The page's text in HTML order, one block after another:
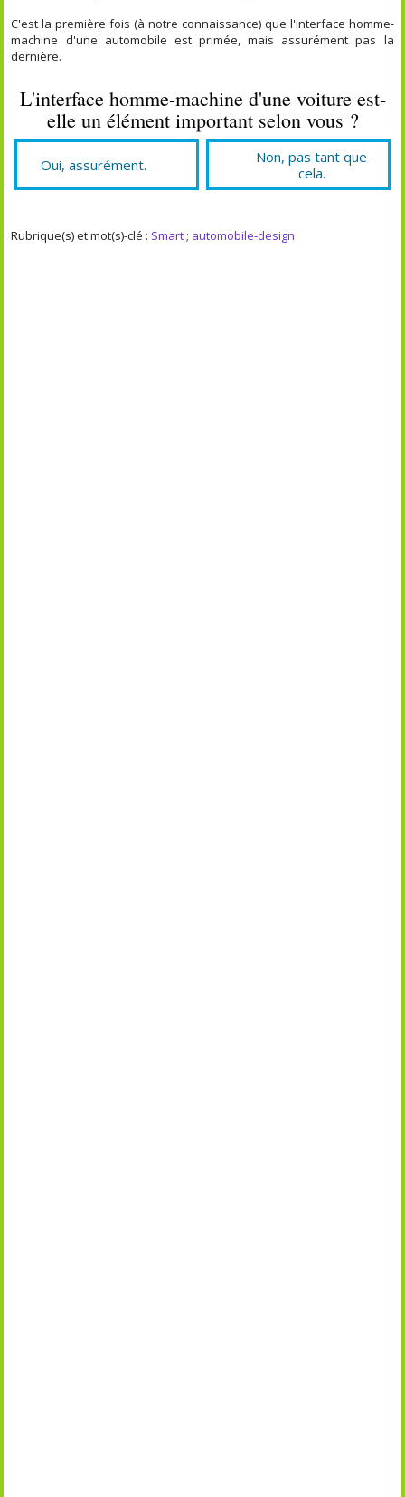
C'est la première fois (à notre connaissance) que l'interface homme-
machine d'une automobile est primée, mais assurément pas la
dernière.
L'interface homme-machine d'une voiture est-
elle un élément important selon vous ?
Oui, assurément.
Non, pas tant que
cela.
Rubrique(s) et mot(s)-clé : Smart; automobile-design